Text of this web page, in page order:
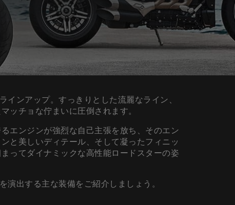
インアップ。すっきりとした流麗なライン、
ッチョな佇まいに圧倒されます。
エンジンが強烈な自己主張を放ち、そのエン
と美しいディテール、そして凝ったフィニッ
ってダイナミックな高性能ロードスターの姿
演出する主な装備をご紹介しましょう。